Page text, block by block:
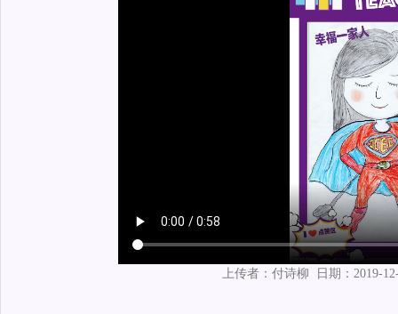
上传者： 付诗柳 日期： 2019-